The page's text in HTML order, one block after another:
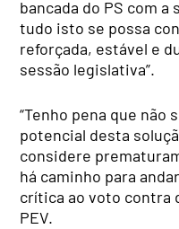
bancada do PS com
tudo isto se possa
reforçada, estável e
sessão legislativa”.
“Tenho pena que
potencial desta
considere
há caminho para
crítica ao voto contra
PEV.